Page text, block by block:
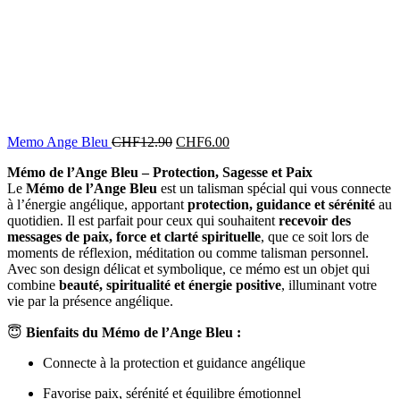
Memo Ange Bleu CHF12.90 CHF6.00
Mémo de l’Ange Bleu – Protection, Sagesse et Paix
Le Mémo de l’Ange Bleu est un talisman spécial qui vous connecte
à l’énergie angélique, apportant protection, guidance et sérénité au
quotidien. Il est parfait pour ceux qui souhaitent recevoir des
messages de paix, force et clarté spirituelle, que ce soit lors de
moments de réflexion, méditation ou comme talisman personnel.
Avec son design délicat et symbolique, ce mémo est un objet qui
combine beauté, spiritualité et énergie positive, illuminant votre
vie par la présence angélique.
😇 Bienfaits du Mémo de l’Ange Bleu :
Connecte à la protection et guidance angélique
Favorise paix, sérénité et équilibre émotionnel